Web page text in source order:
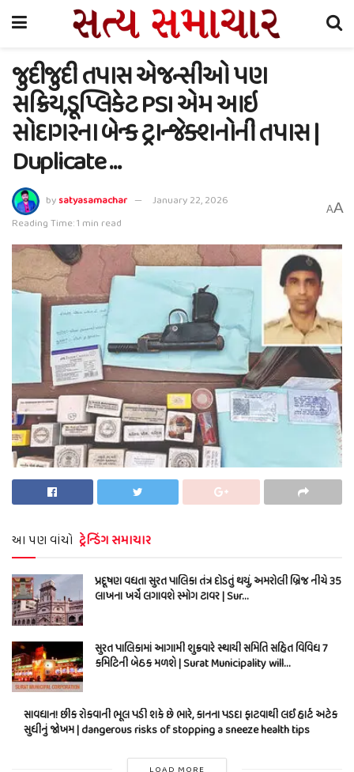
જુદીજુદી તપાસ એજન્સીઓ પણ
સક્રિય,ડૂપ્લિકેટ PSI એમ આઇ
સોદાગરના બેન્ક ટ્રાન્જેક્શનોની તપાસ |
Duplicate …
bysatyasamachar
January 22, 2026
Reading Time: 1 min read
AA
આ પણ વાંચો ટ્રેન્ડિંગ સમાચાર
પ્રદૂષણ વધતા સુરત પાલિકા તંત્ર દોડતું થયું, અમરોલી બ્રિજ નીચે 35
લાખના ખર્ચે લગાવશે સ્મોગ ટાવર | Sur…
સુરત પાલિકામાં આગામી શુક્રવારે સ્થાયી સમિતિ સહિત વિવિધ 7
કમિટિની બેઠક મળશે | Surat Municipality will…
સાવધાન! છીંક રોકવાની ભૂલ પડી શકે છે ભારે, કાનના પડદા ફાટવાથી લઈ હાર્ટ અટેક
સુધીનું જોખમ | dangerous risks of stopping a sneeze health tips